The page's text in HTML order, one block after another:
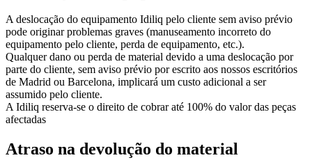
A deslocação do equipamento Idiliq pelo cliente sem aviso prévio
pode originar problemas graves (manuseamento incorreto do
equipamento pelo cliente, perda de equipamento, etc.).
Qualquer dano ou perda de material devido a uma deslocação por
parte do cliente, sem aviso prévio por escrito aos nossos escritórios
de Madrid ou Barcelona, implicará um custo adicional a ser
assumido pelo cliente.
A Idiliq reserva-se o direito de cobrar até 100% do valor das peças
afectadas
Atraso na devolução do material